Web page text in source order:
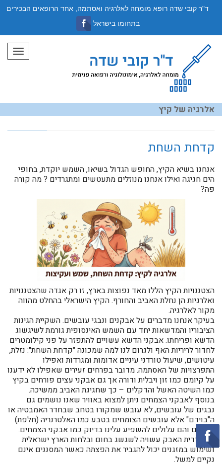
תפריט
אלרגיה של קיץ
קדחת השחת
אנחנו בשיא הקיץ, החופש הגדול בשיאו, השמש יוקדת, בחופי
הים חגיגה ואילו אנחנו מנוזלים מתעטשים ומתגרדים ? מה קורה
פה?
הצטננויות הקיץ הללו מאד נפוצות בארץ, זו רק אגדה שהצטננויות
ואלרגיות הן נחלת האביב והחורף. הקיץ הישראלי בהחלט מהווה
מקור לאלרגיה.
בעיקר אנחנו מדברים על אבקנים ונבגי עובשים. השקיית הגינות
הציבוריו והמדשאות יחד עם השמש האינסופית גורמת לשיגשוג
הדשא ופריחתו. אבקני הדשא עשויים להתפזר על פני קילומטרים
לחדור לריריות האף ולגרום לנו למה שמכונה "קדחת השחת": נזלת,
עיטושים, שיעול טורדני עיניים אדומות ומגרדות ואפילו
התפרצויות של האסתמה. מדובר בפרחים זעירים שאפילו לא ידענו
על קיומם כמו זון ויבלית ודורה אך גם אבקני עצים פורחים בקיץ
כמו השיטה האשל והדקלים – כך שחגיגת האביב ממשיכה.
בנוסף לאבקני הצמחים ניתן למצוא באוויר שאנו נושמים גם
נבגים של עובשים, לא עובש שמקורו בטחב שבחדר האמבטיה או
ה"בוידם" אלא עובשים הצומחים בטבע כמו האלטרנריה (חלפת)
ואחרים והם עלולים להשפיע עלינו בדיוק כמו אבקני הצמחים.
גם קרדית האבק עשויה לשגשג בחום ובלחות הארץ ישראלית
ושימוש במזגנים יכול להגביר את הפצתה כאשר המסננים אינם
נקיים למשל.
ד"ר קובי שדה רופא מומחה לאלרגיה ואסתמה, אחד הרופאים הבכירים
בתחומו בישראל